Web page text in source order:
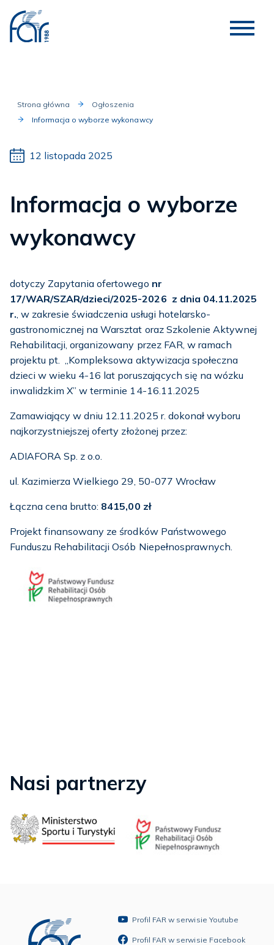
Strona główna
Ogłoszenia
Informacja o wyborze wykonawcy
12 listopada 2025
Informacja o wyborze
wykonawcy
dotyczy Zapytania ofertowego nr
17/WAR/SZAR/dzieci/2025-2026 z dnia 04.11.2025
r. , w zakresie świadczenia usługi hotelarsko-
gastronomicznej na Warsztat oraz Szkolenie Aktywnej
Rehabilitacji, organizowany przez FAR, w ramach
projektu pt. „Kompleksowa aktywizacja społeczna
dzieci w wieku 4-16 lat poruszających się na wózku
inwalidzkim X” w terminie 14-16.11.2025
Zamawiający w dniu 12.11.2025 r. dokonał wyboru
najkorzystniejszej oferty złożonej przez:
ADIAFORA Sp. z o.o.
ul. Kazimierza Wielkiego 29, 50-077 Wrocław
Łączna cena brutto: 8415,00 zł
Projekt finansowany ze środków Państwowego
Funduszu Rehabilitacji Osób Niepełnosprawnych.
Nasi partnerzy
Profil FAR w serwisie Youtube
Profil FAR w serwisie Facebook